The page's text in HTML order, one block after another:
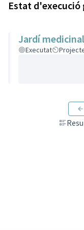
Estat d'execució
Jardí medicinal
Executat